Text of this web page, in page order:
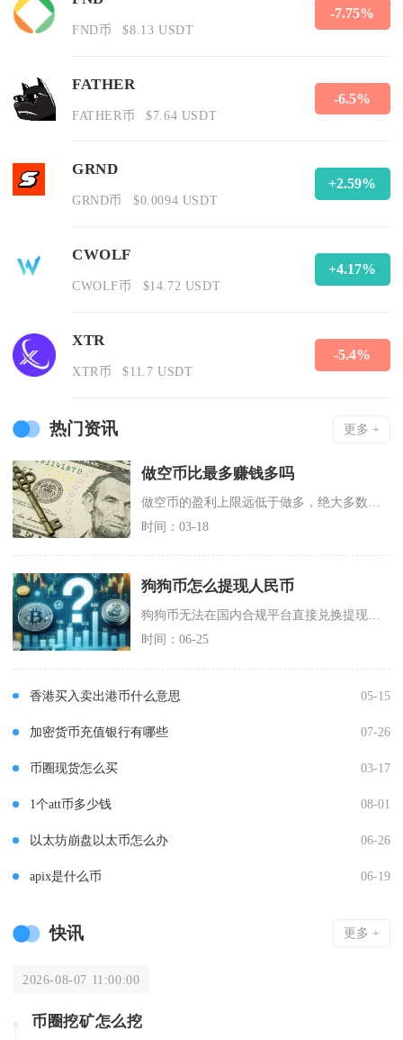
FND币 $8.13 USDT
-7.75%
FATHER
FATHER币 $7.64 USDT
-6.5%
GRND
GRND币 $0.0094 USDT
+2.59%
CWOLF
CWOLF币 $14.72 USDT
+4.17%
XTR
XTR币 $11.7 USDT
-5.4%
热门资讯 更多 +
做空币比最多赚钱多吗
时间：03-18
狗狗币怎么提现人民币
狗狗币无法在国内合规平台直接兑换提现人民币，市面主流变现路径为境外交易所先将DOGE置换U
时间：06-25
香港买入卖出港币什么意思 05-15
加密货币充值银行有哪些 07-26
币圈现货怎么买 03-17
1个att币多少钱 08-01
以太坊崩盘以太币怎么办 06-26
apix是什么币 06-19
快讯 更多 +
2026-08-07 11:00:00
币圈挖矿怎么挖